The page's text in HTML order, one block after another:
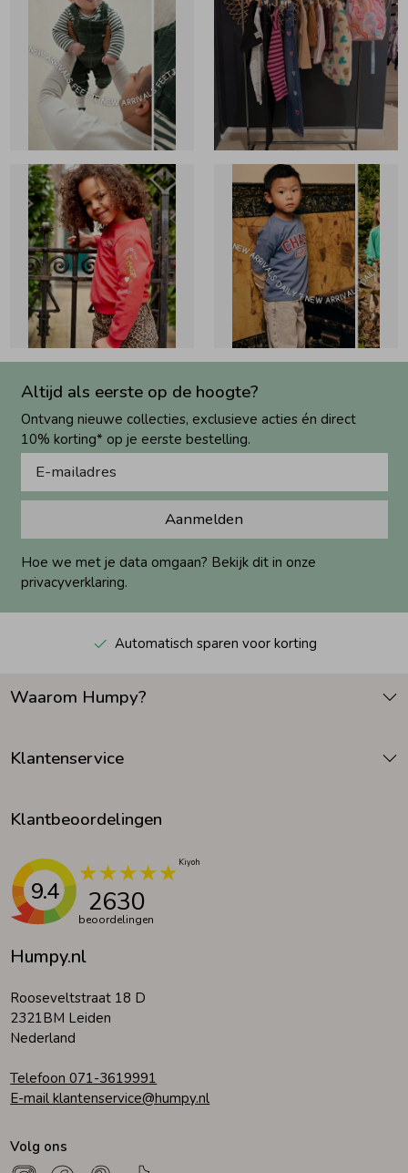
Altijd als eerste op de hoogte?
Ontvang nieuwe collecties, exclusieve acties én direct
10% korting* op je eerste bestelling.
Aanmelden
Hoe we met je data omgaan? Bekijk dit in onze
privacyverklaring.
Automatisch sparen voor korting
Humpy.nl
Rooseveltstraat 18 D
2321BM Leiden
Nederland
Telefoon 071-3619991
E-mail klantenservice@humpy.nl
Waarom Humpy?
Klantenservice
Klantbeoordelingen
9.4 2630
beoordelingen
Volg ons